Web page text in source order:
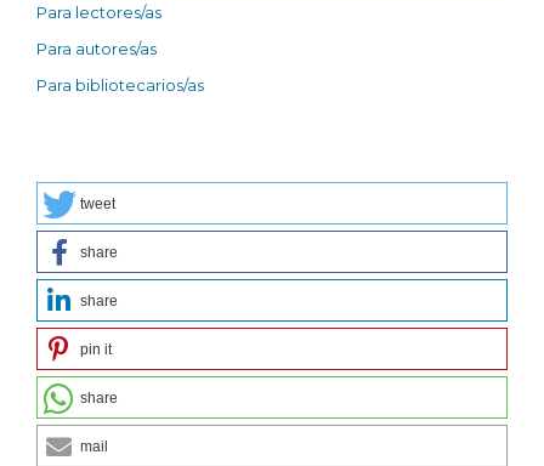
Para lectores/as
Para autores/as
Para bibliotecarios/as
tweet
share
share
pin it
share
mail